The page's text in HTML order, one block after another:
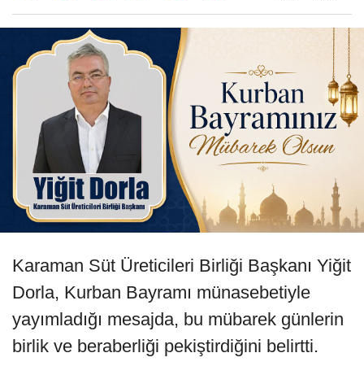
Karaman Süt Üreticileri Birliği Başkanı Yiğit
Dorla, Kurban Bayramı münasebetiyle
yayımladığı mesajda, bu mübarek günlerin
birlik ve beraberliği pekiştirdiğini belirtti.